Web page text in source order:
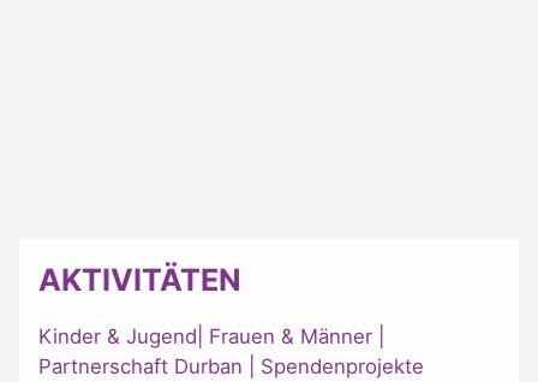
AKTIVITÄTEN
Kinder & Jugend Frauen & Männer
Partnerschaft Durban
Spendenprojekte